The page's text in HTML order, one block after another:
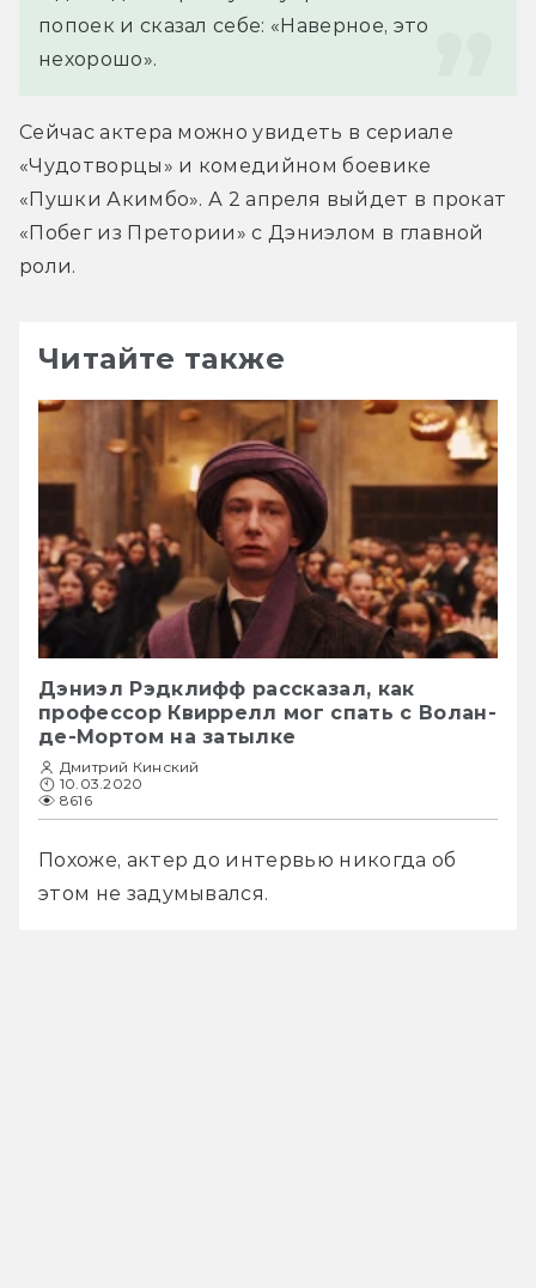
попоек и сказал себе: «Наверное, это
нехорошо».
Сейчас актера можно увидеть в сериале
«Чудотворцы» и комедийном боевике
«Пушки Акимбо». А 2 апреля выйдет в прокат
«Побег из Претории» с Дэниэлом в главной
роли.
Читайте также
Дэниэл Рэдклифф рассказал, как
профессор Квиррелл мог спать с Волан-
де-Мортом на затылке
Дмитрий Кинский
10.03.2020
8616
Похоже, актер до интервью никогда об
этом не задумывался.